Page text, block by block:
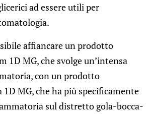
ad essere utili per
affiancare un prodotto
1D MG, che svolge un’intensa
con un prodotto
1D MG, che ha più specificamente
sul distretto gola-bocca-